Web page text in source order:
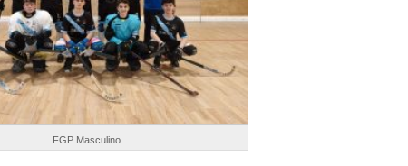
FGP Masculino